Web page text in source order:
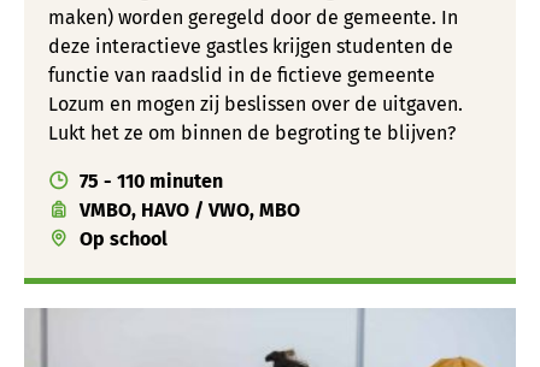
maken) worden geregeld door de gemeente. In
deze interactieve gastles krijgen studenten de
functie van raadslid in de fictieve gemeente
Lozum en mogen zij beslissen over de uitgaven.
Lukt het ze om binnen de begroting te blijven?
75 - 110 minuten
VMBO, HAVO / VWO, MBO
Op school